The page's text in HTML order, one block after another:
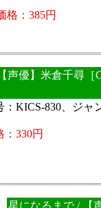
格：385円
声優】米倉千尋
：KICS-830、ジャ
：330円
星になるまで / 【